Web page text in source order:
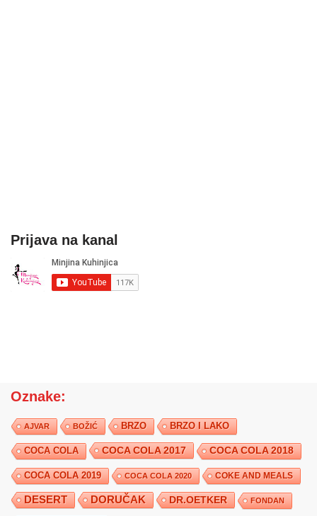
Prijava na kanal
Oznake:
AJVAR BOŽIĆ BRZO BRZO I LAKO
COCA COLA COCA COLA 2017 COCA COLA 2018
COCA COLA 2019 COCA COLA 2020 COKE AND MEALS
DESERT DORUČAK DR.OETKER FONDAN